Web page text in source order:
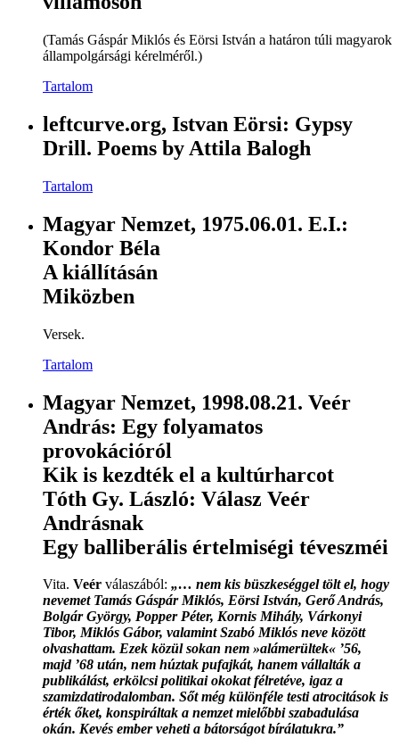
(Tamás Gáspár Miklós és Eörsi István a határon túli magyarok
állampolgársági kérelméről.)
Tartalom
leftcurve.org, Istvan Eörsi: Gypsy
Drill. Poems by Attila Balogh
Tartalom
Magyar Nemzet, 1975.06.01. E.I.:
Kondor Béla
A kiállításán
Miközben
Versek.
Tartalom
Magyar Nemzet, 1998.08.21. Veér
András: Egy folyamatos
provokációról
Kik is kezdték el a kultúrharcot
Tóth Gy. László: Válasz Veér
Andrásnak
Egy balliberális értelmiségi téveszméi
Vita. Veér válaszából: „… nem kis büszkeséggel tölt el, hogy
nevemet Tamás Gáspár Miklós, Eörsi István, Gerő András,
Bolgár György, Popper Péter, Kornis Mihály, Várkonyi
Tibor, Miklós Gábor, valamint Szabó Miklós neve között
olvashattam. Ezek közül sokan nem »alámerültek« ’56,
majd ’68 után, nem húztak pufajkát, hanem vállalták a
publikálást, erkölcsi politikai okokat félretéve, igaz a
szamizdatirodalomban. Sőt még különféle testi atrocitások is
érték őket, konspiráltak a nemzet mielőbbi szabadulása
okán. Kevés ember veheti a bátorságot bírálatukra.”